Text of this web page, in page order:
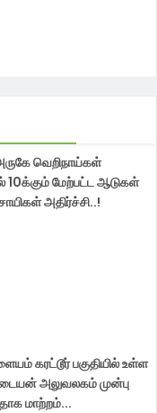
வெறிநாய்கள்
10க்கும் மேற்பட்ட ஆடுகள்
அதிர்ச்சி..!
கரட்டூர் பகுதியில் உள்ள
அலுவலகம் முன்பு
மாற்றம்...